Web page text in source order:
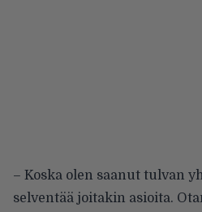
– Koska olen saanut tulvan
selventää joitakin asioita.